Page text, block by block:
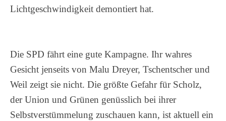
Lichtgeschwindigkeit demontiert hat.
Die SPD fährt eine gute Kampagne. Ihr wahres
Gesicht jenseits von Malu Dreyer, Tschentscher und
Weil zeigt sie nicht. Die größte Gefahr für Scholz,
der Union und Grünen genüsslich bei ihrer
Selbstverstümmelung zuschauen kann, ist aktuell ein